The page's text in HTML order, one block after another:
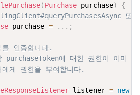
(Purchase purchase)
{
또는
purchase = . . . ;
인증합니다.
에 대한 권한이 이미 부
게 권한을 부여합니다.
listener = new